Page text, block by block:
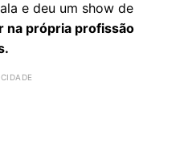
e deu um show de
na própria profissão